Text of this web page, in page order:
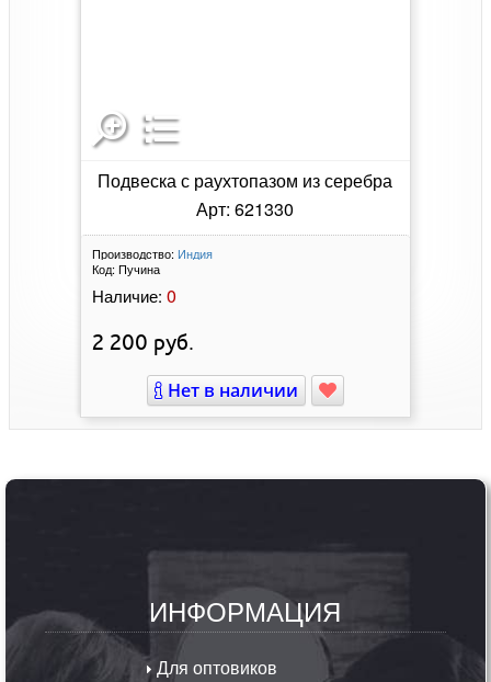
Подвеска с раухтопазом из серебра
Арт: 621330
Производство: Индия
Код: Пучина
Наличие: 0
2 200 руб.
Нет в наличии
ИНФОРМАЦИЯ
Для оптовиков